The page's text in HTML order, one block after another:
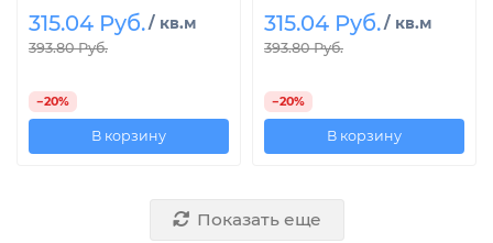
315.04 Руб./ кв.м
393.80 Руб.
−20%
В корзину
315.04 Руб./ кв.м
393.80 Руб.
−20%
В корзину
Показать еще